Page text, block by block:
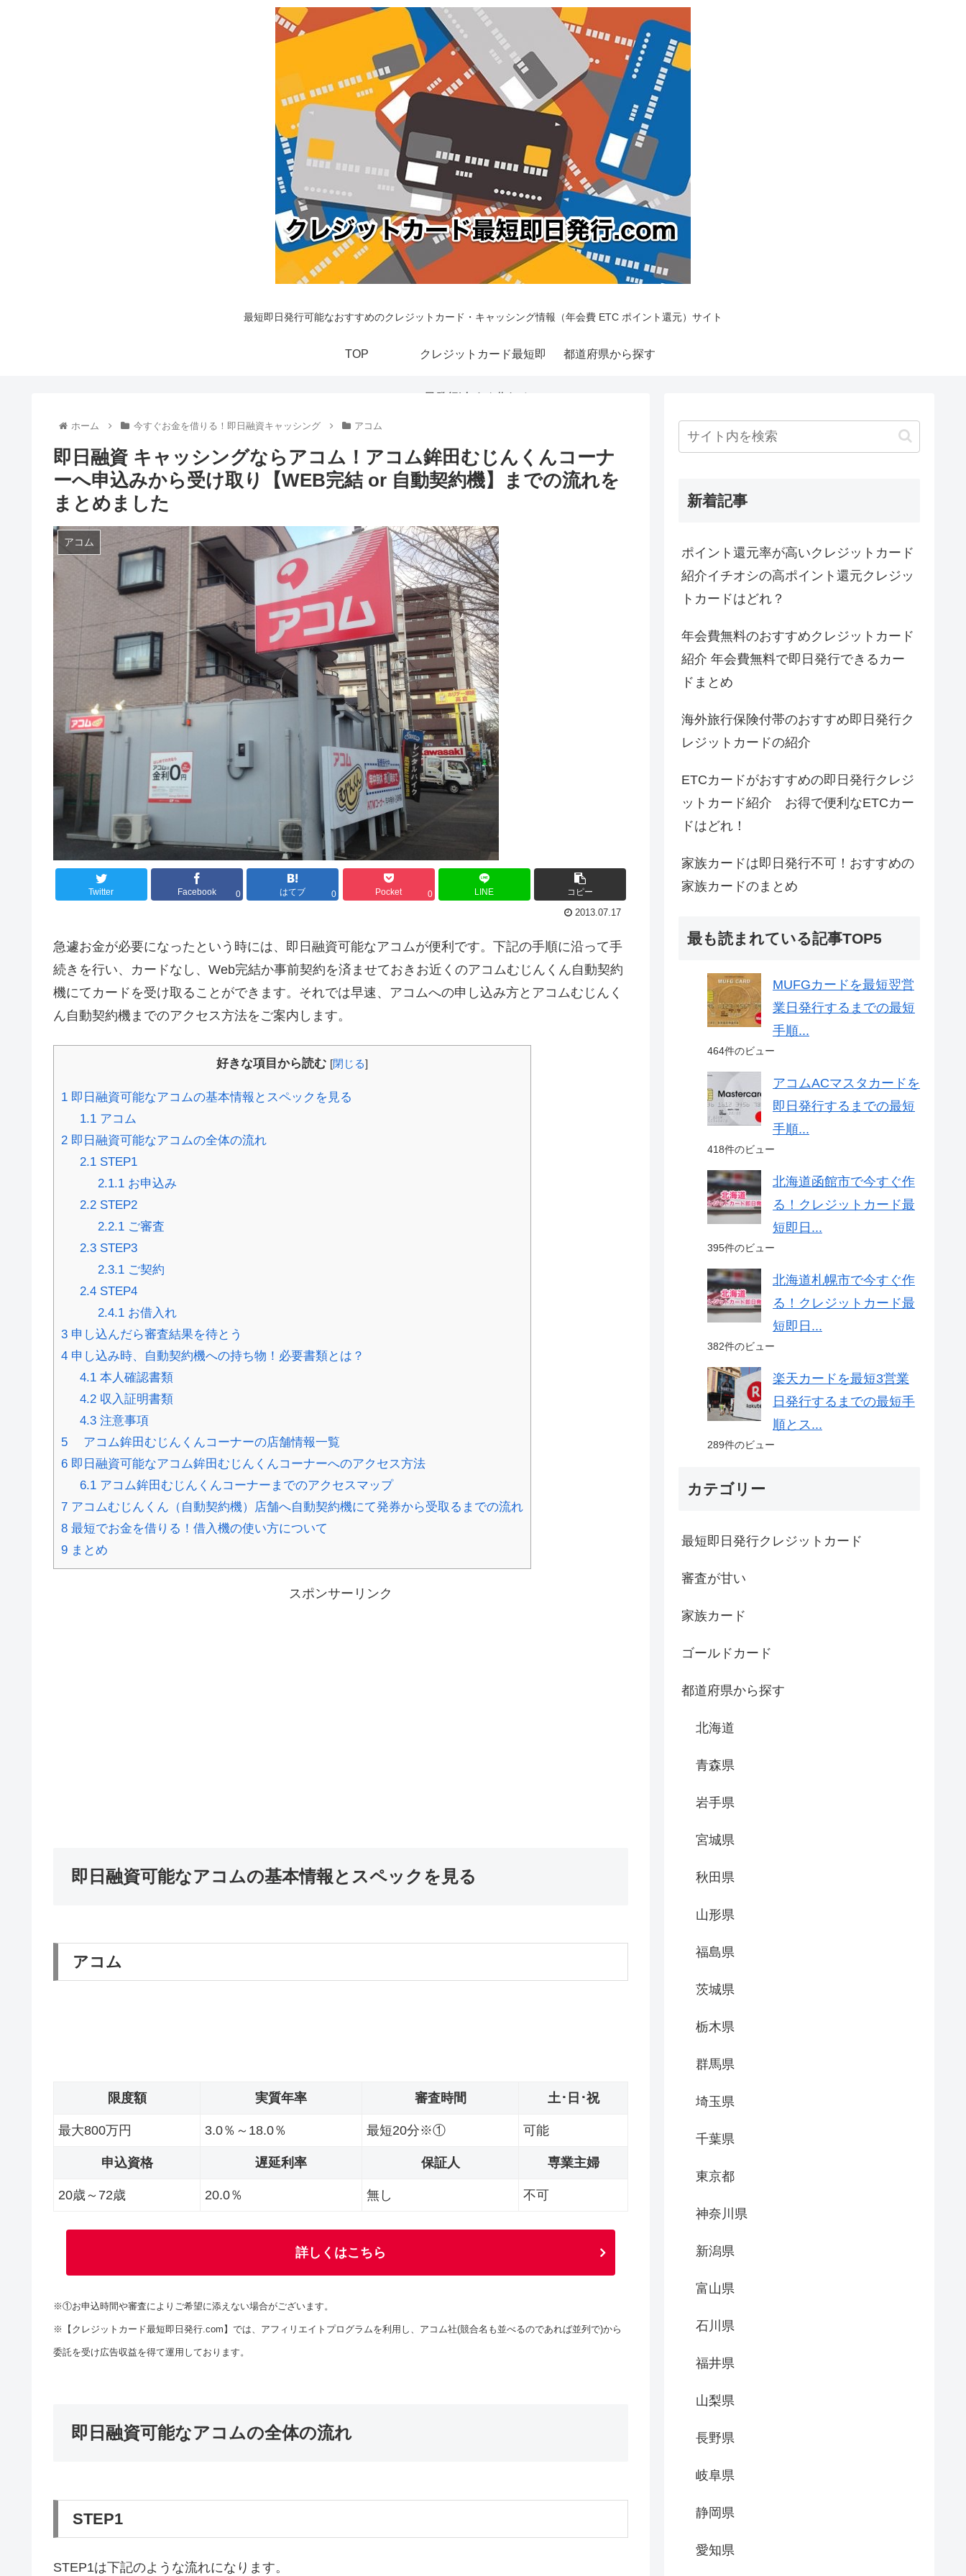
最短即日発行可能なおすすめのクレジットカード・キャッシング情報（年会費 ETC ポイント還元）サイト
TOP クレジットカード最短即
日発行|今すぐ作れる！
ドを紹介
都道府県から探す
ホーム 今すぐお金を借りる！即日融資キャッシング アコム
即日融資 キャッシングならアコム！アコム鉾田むじんくんコーナ
ーへ申込みから受け取り【WEB完結 or 自動契約機】までの流れを
まとめました
アコム
Twitter Facebook 0 はてブ 0 Pocket 0 LINE コピー
2013.07.17
急遽お金が必要になったという時には、即日融資可能なアコムが便利です。下記の手順に沿って手
続きを行い、カードなし、Web完結か事前契約を済ませておきお近くのアコムむじんくん自動契約
機にてカードを受け取ることができます。それでは早速、アコムへの申し込み方とアコムむじんく
ん自動契約機までのアクセス方法をご案内します。
好きな項目から読む [閉じる]
1 即日融資可能なアコムの基本情報とスペックを見る
1.1アコム
2 即日融資可能なアコムの全体の流れ
2.1STEP1
2.1.1 お申込み
2.2STEP2
2.2.1 ご審査
2.3STEP3
2.3.1 ご契約
2.4STEP4
2.4.1 お借入れ
3 申し込んだら審査結果を待とう
4 申し込み時、自動契約機への持ち物！必要書類とは？
4.1本人確認書類
4.2収入証明書類
4.3注意事項
5 アコム鉾田むじんくんコーナーの店舗情報一覧
6 即日融資可能なアコム鉾田むじんくんコーナーへのアクセス方法
6.1アコム鉾田むじんくんコーナーまでのアクセスマップ
7 アコムむじんくん（自動契約機）店舗へ自動契約機にて発券から受取るまでの流れ
8 最短でお金を借りる！借入機の使い方について
9 まとめ
スポンサーリンク
即日融資可能なアコムの基本情報とスペックを見る
アコム
限度額 実質年率 審査時間 土･日･祝
最大800万円 3.0％～18.0％ 最短20分※① 可能
申込資格 遅延利率 保証人 専業主婦
20歳～72歳 20.0％ 無し 不可
詳しくはこちら
※①お申込時間や審査によりご希望に添えない場合がございます。
※【クレジットカード最短即日発行.com】では、アフィリエイトプログラムを利用し、アコム社(競合名も並べるのであれば並列で)から
委託を受け広告収益を得て運用しております。
即日融資可能なアコムの全体の流れ
STEP1
STEP1は下記のような流れになります。
新着記事
ポイント還元率が高いクレジットカード
紹介イチオシの高ポイント還元クレジッ
トカードはどれ？
年会費無料のおすすめクレジットカード
紹介 年会費無料で即日発行できるカー
ドまとめ
海外旅行保険付帯のおすすめ即日発行ク
レジットカードの紹介
ETCカードがおすすめの即日発行クレジ
ットカード紹介 お得で便利なETCカー
ドはどれ！
家族カードは即日発行不可！おすすめの
家族カードのまとめ
最も読まれている記事TOP5
MUFGカードを最短翌営
業日発行するまでの最短
手順...
464件のビュー
アコムACマスタカードを
即日発行するまでの最短
手順...
418件のビュー
北海道函館市で今すぐ作
る！クレジットカード最
短即日...
395件のビュー
北海道札幌市で今すぐ作
る！クレジットカード最
短即日...
382件のビュー
楽天カードを最短3営業
日発行するまでの最短手
順とス...
289件のビュー
カテゴリー
最短即日発行クレジットカード
審査が甘い
家族カード
ゴールドカード
都道府県から探す
北海道
青森県
岩手県
宮城県
秋田県
山形県
福島県
茨城県
栃木県
群馬県
埼玉県
千葉県
東京都
神奈川県
新潟県
富山県
石川県
福井県
山梨県
長野県
岐阜県
静岡県
愛知県